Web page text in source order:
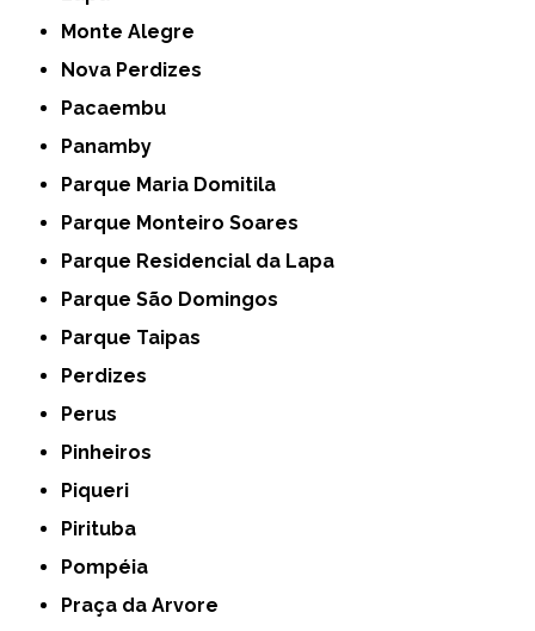
Monte Alegre
Nova Perdizes
Pacaembu
Panamby
Parque Maria Domitila
Parque Monteiro Soares
Parque Residencial da Lapa
Parque São Domingos
Parque Taipas
Perdizes
Perus
Pinheiros
Piqueri
Pirituba
Pompéia
Praça da Arvore